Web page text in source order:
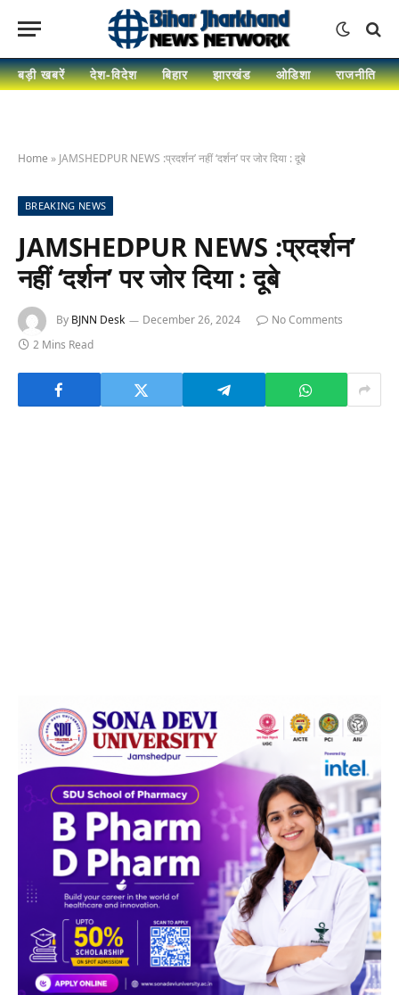
बड़ी खबरें देश-विदेश बिहार झारखंड ओडिशा राजनीति
Home » JAMSHEDPUR NEWS :प्रदर्शन’ नहीं ‘दर्शन’ पर जोर दिया : दूबे
BREAKING NEWS
JAMSHEDPUR NEWS :प्रदर्शन’
नहीं ‘दर्शन’ पर जोर दिया : दूबे
By BJNN Desk December 26, 2024
No Comments
2 Mins Read